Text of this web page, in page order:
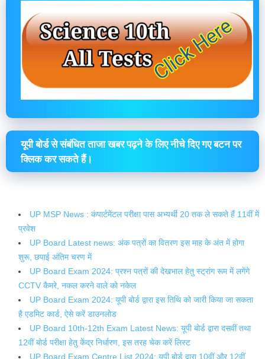
यूपी बोर्ड से संबंधित ताजा खबर पढ़ने के लिए नीचे दिए गए बटन पर
क्लिक कर सकते हैं।
UP MSP News : कंपार्टमेंटल परीक्षा पास अभ्यर्थी 20 तक ले सकते हैं 11वीं में
प्रवेश
UP Board Latest news: अंक पत्रों का वितरण इस माह के अंत में होगा
शुरू, छपाई अंतिम चरण में
UP Board Exam 2024: प्रश्न पत्रों की देखभाल हेतु स्ट्रांग रूम में लगेंगे
CCTV कैमरे, नकल करने वाले को नकेल
UP Board Exam 2024: यूपी बोर्ड द्वारा इस तिथि को जारी किया जा सकता
है एडमिट कार्ड, ऐसे करें डाउनलोड
UP Board 10th-12th Exam Latest News: यूपी बोर्ड द्वारा दसवीं तथा
12वीं बोर्ड परीक्षा हेतु केंद्र निर्धारण, इस तरह चेक करें लिस्ट
UP Board Exam Centre List 2024: यूपी बोर्ड द्वारा 10वीं और 12वीं